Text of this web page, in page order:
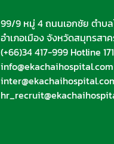
99/9 หมู่ 4 ถนนเอกชัย ตำบ
อำเภอเมือง จังหวัดสมุทรสา
(+66)34 417-999 Hotline
info@ekachaihospital.com